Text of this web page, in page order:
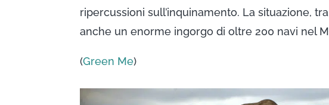
ripercussioni sull’inquinamento. La situazione,
anche un enorme ingorgo di oltre 200 navi nel
(Green Me)